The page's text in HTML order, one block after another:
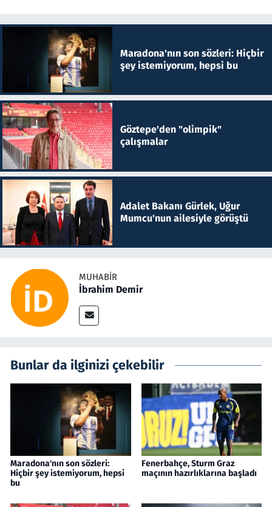
Maradona'nın son sözleri: Hiçbir
şey istemiyorum, hepsi bu
Göztepe'den "olimpik"
çalışmalar
Adalet Bakanı Gürlek, Uğur
Mumcu'nun ailesiyle görüştü
MUHABIR
İbrahim Demir
Bunlar da ilginizi çekebilir
Maradona'nın son sözleri:
Hiçbir şey istemiyorum, hepsi
bu
Fenerbahçe, Sturm Graz
maçının hazırlıklarına başladı